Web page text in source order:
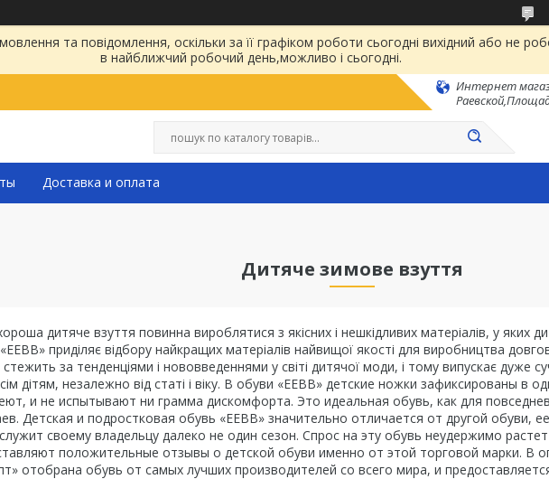
та повідомлення, оскільки за її графіком роботи сьогодні вихідний або не
в найближчий робочий день,можливо і сьогодні.
Интернет
Доставка и оплата
Дитяче зимове взуття
дитяче взуття повинна вироблятися з якісних і нешкідливих матеріалів, у яких
приділяє відбору найкращих матеріалів найвищої якості для виробництва
за тенденціями і нововведеннями у світі дитячої моди, і тому випускає дуже
дітям, незалежно від статі і віку. В обуви «EEBB» детские ножки зафиксированы в
и не испытывают ни грамма дискомфорта. Это идеальная обувь, как для
Детская и подростковая обувь «EEBB» значительно отличается от другой обуви,
своему владельцу далеко не один сезон. Спрос на эту обувь неудержимо
положительные отзывы о детской обуви именно от этой торговой марки. В
отобрана обувь от самых лучших производителей со всего мира, и